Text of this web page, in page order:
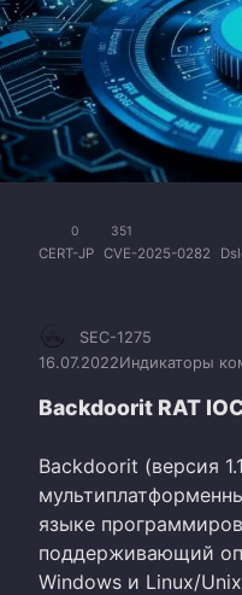
0 351
CERT-JP CVE-2025-0282
SEC-1275
16.07.2022Индикаторы
Backdoorit RAT
Backdoorit (версия
языке
поддерживающий
Windows и Linux/